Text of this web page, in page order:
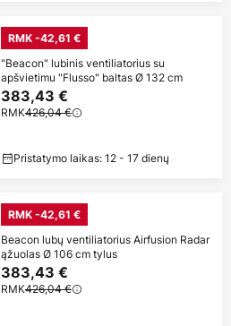
RMK -42,61 €
"Beacon" lubinis ventiliatorius su
apšvietimu "Flusso" baltas Ø 132 cm
383,43 €
RMK426,04 €
Pristatymo laikas: 12 - 17 dienų
RMK -42,61 €
Beacon lubų ventiliatorius Airfusion Radar
ąžuolas Ø 106 cm tylus
383,43 €
RMK426,04 €